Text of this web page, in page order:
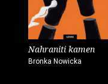
Nahraniti kamen
Bronka Nowicka